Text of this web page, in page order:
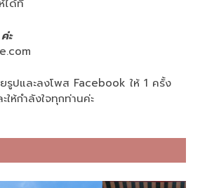
ได้ที่
ะ
รูปและลงโพส Facebook ให้ 1 ครั้ง
ห้กำลังใจทุกท่านค่ะ